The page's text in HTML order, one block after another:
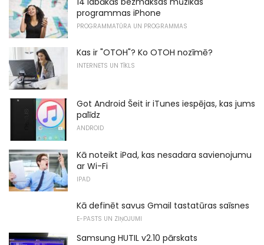
programmas iPhone
PROGRAMMATŪRA UN PROGRAMMAS
Kas ir "OTOH"? Ko OTOH nozīmē?
INTERNETS UN TĪKLS
Got Android Šeit ir iTunes iespējas, kas jums
palīdz
ANDROID
Kā noteikt iPad, kas nesadara savienojumu
ar Wi-Fi
IPAD
Kā definēt savus Gmail tastatūras saīsnes
E-PASTS UN ZIŅOJUMI
Samsung HUTIL v2.10 pārskats